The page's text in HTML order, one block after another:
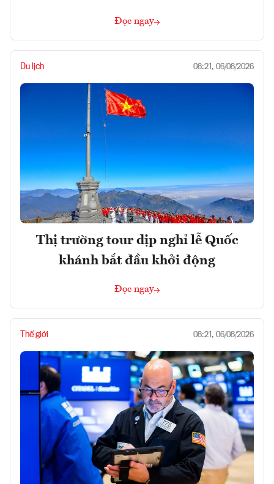
Đọc ngay
Du lịch 08:21, 06/08/2026
Thị trường tour dịp nghỉ lễ Quốc
khánh bắt đầu khởi động
Đọc ngay
Thế giới 08:21, 06/08/2026